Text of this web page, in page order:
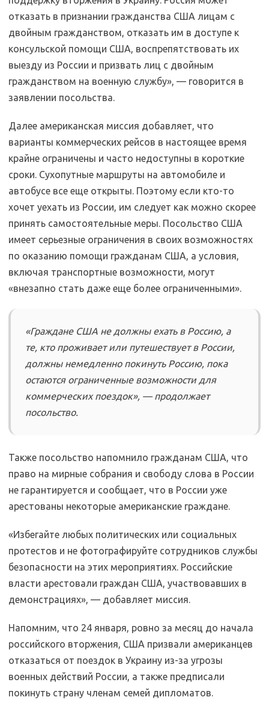
отказать в признании гражданства США лицам с
двойным гражданством, отказать им в доступе к
консульской помощи США, воспрепятствовать их
выезду из России и призвать лиц с двойным
гражданством на военную службу», — говорится в
заявлении посольства.
Далее американская миссия добавляет, что
варианты коммерческих рейсов в настоящее время
крайне ограничены и часто недоступны в короткие
сроки. Сухопутные маршруты на автомобиле и
автобусе все еще открыты. Поэтому если кто-то
хочет уехать из России, им следует как можно скорее
принять самостоятельные меры. Посольство США
имеет серьезные ограничения в своих возможностях
по оказанию помощи гражданам США, а условия,
включая транспортные возможности, могут
«внезапно стать даже еще более ограниченными».
«Граждане США не должны ехать в Россию, а
те, кто проживает или путешествует в России,
должны немедленно покинуть Россию, пока
остаются ограниченные возможности для
коммерческих поездок», — продолжает
посольство.
Также посольство напомнило гражданам США, что
право на мирные собрания и свободу слова в России
не гарантируется и сообщает, что в России уже
арестованы некоторые американские граждане.
«Избегайте любых политических или социальных
протестов и не фотографируйте сотрудников службы
безопасности на этих мероприятиях. Российские
власти арестовали граждан США, участвовавших в
демонстрациях», — добавляет миссия.
Напомним, что 24 января, ровно за месяц до начала
российского вторжения, США призвали американцев
отказаться от поездок в Украину из-за угрозы
военных действий России, а также предписали
покинуть страну членам семей дипломатов.